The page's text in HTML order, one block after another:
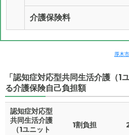
介護保険料
厚木
「認知症対応型共同生活介護（1
る介護保険自己負担額
認知症対応型
共同生活介護
（1ユニット
1割負担